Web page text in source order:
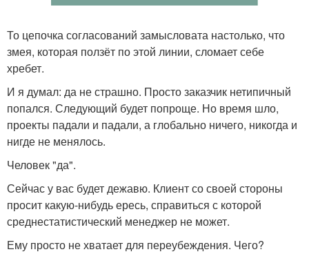
То цепочка согласований замысловата настолько, что
змея, которая ползёт по этой линии, сломает себе
хребет.
И я думал: да не страшно. Просто заказчик нетипичный
попался. Следующий будет попроще. Но время шло,
проекты падали и падали, а глобально ничего, никогда и
нигде не менялось.
Человек "да".
Сейчас у вас будет дежавю. Клиент со своей стороны
просит какую-нибудь ересь, справиться с которой
среднестатистический менеджер не может.
Ему просто не хватает для переубеждения. Чего?